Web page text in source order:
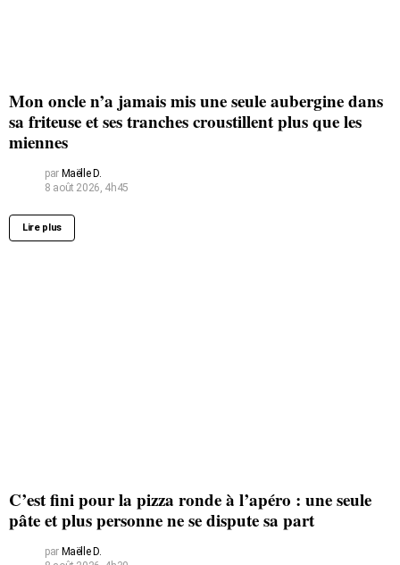
Mon oncle n’a jamais mis une seule aubergine dans
sa friteuse et ses tranches croustillent plus que les
miennes
par Maëlle D.
8 août 2026, 4h45
Lire plus
C’est fini pour la pizza ronde à l’apéro : une seule
pâte et plus personne ne se dispute sa part
par Maëlle D.